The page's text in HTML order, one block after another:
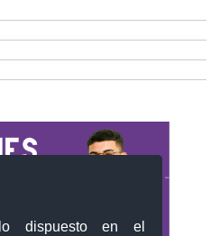
dispuesto en el